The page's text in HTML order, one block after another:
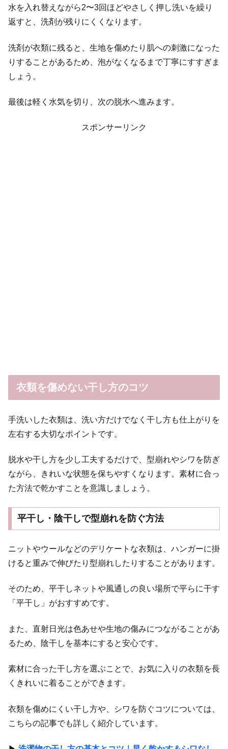
水を入れ替えながら2〜3回ほどやさしく押し洗いを繰り
返すと、洗剤が残りにくくなります。
洗剤が衣類に残ると、生地を傷めたり肌への刺激になった
りすることがあるため、泡がなくなるまで丁寧にすすぎま
しょう。
最後は軽く水気を切り、次の脱水へ進みます。
スポンサーリンク
衣類を傷めない干し方のコツ
手洗いした衣類は、洗い方だけでなく干し方も仕上がりを
左右する大切なポイントです。
脱水や干し方を少し工夫するだけで、型崩れやシワを防ぎ
ながら、きれいな状態を保ちやすくなります。素材に合っ
た方法で乾かすことを意識しましょう。
平干し・陰干しで型崩れを防ぐ方法
ニットやウールなどのデリケートな衣類は、ハンガーに掛
けると重みで伸びたり型崩れしたりすることがあります。
そのため、平干しネットや風通しの良い場所で平らに干す
「平干し」がおすすめです。
また、直射日光は色あせや生地の傷みにつながることがあ
るため、陰干しを基本にすると安心です。
素材に合った干し方を選ぶことで、お気に入りの衣類を長
くきれいに着ることができます。
衣類を傷めにくい干し方や、シワを防ぐコツについては、
こちらの記事でも詳しく紹介しています。